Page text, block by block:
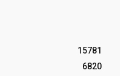
15781
6820